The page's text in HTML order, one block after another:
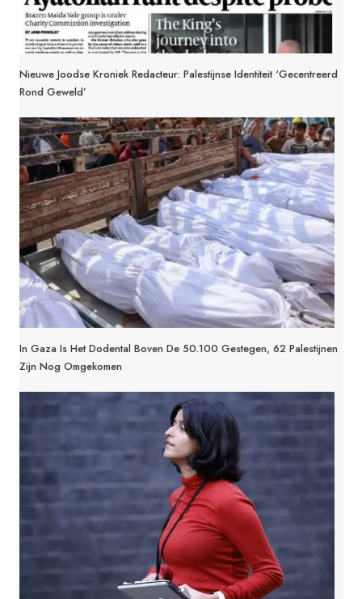
Nieuwe Joodse Kroniek Redacteur: Palestijnse Identiteit ‘gecentreerd
Rond Geweld’
In Gaza Is Het Dodental Boven De 50.100 Gestegen, 62 Palestijnen
Zijn Nog Omgekomen